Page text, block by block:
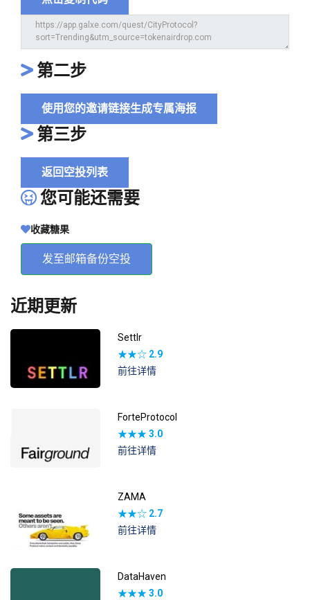
第二步
使用您的邀请链接生成专属海报
第三步
返回空投列表
您可能还需要
收藏糖果
发至邮箱备份空投
近期更新
Settlr
★★☆ 2.9
前往详情
ForteProtocol
★★★3.0
前往详情
ZAMA
★★☆ 2.7
前往详情
DataHaven
★★★3.0